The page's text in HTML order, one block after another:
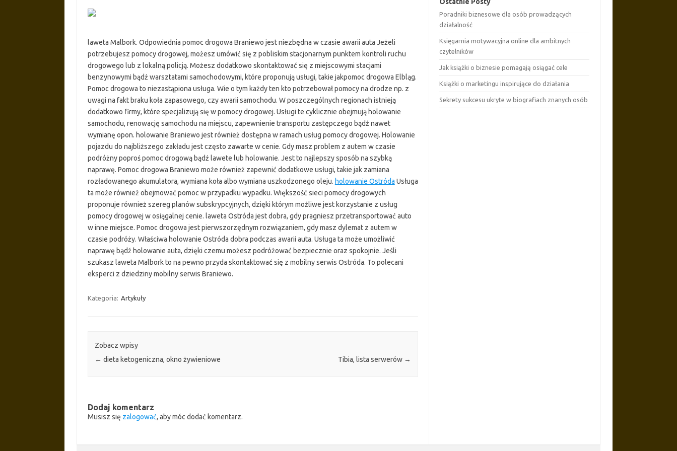
laweta Malbork. Odpowiednia pomoc drogowa Braniewo jest niezbędna w czasie awarii auta Jeżeli
potrzebujesz pomocy drogowej, możesz umówić się z pobliskim stacjonarnym punktem kontroli ruchu
drogowego lub z lokalną policją. Możesz dodatkowo skontaktować się z miejscowymi stacjami
benzynowymi bądź warsztatami samochodowymi, które proponują usługi, takie jakpomoc drogowa Elbląg.
Pomoc drogowa to niezastąpiona usługa. Wie o tym każdy ten kto potrzebował pomocy na drodze np. z
uwagi na fakt braku koła zapasowego, czy awarii samochodu. W poszczególnych regionach istnieją
dodatkowo firmy, które specjalizują się w pomocy drogowej. Usługi te cyklicznie obejmują holowanie
samochodu, renowację samochodu na miejscu, zapewnienie transportu zastępczego bądź nawet
wymianę opon. holowanie Braniewo jest również dostępna w ramach usług pomocy drogowej. Holowanie
pojazdu do najbliższego zakładu jest często zawarte w cenie. Gdy masz problem z autem w czasie
podróżny poproś pomoc drogową bądź lawete lub holowanie. Jest to najlepszy sposób na szybką
naprawę. Pomoc drogowa Braniewo może również zapewnić dodatkowe usługi, takie jak zamiana
rozładowanego akumulatora, wymiana koła albo wymiana uszkodzonego oleju. holowanie Ostróda Usługa
ta może również obejmować pomoc w przypadku wypadku. Większość sieci pomocy drogowych
proponuje również szereg planów subskrypcyjnych, dzięki którym możliwe jest korzystanie z usług
pomocy drogowej w osiągalnej cenie. laweta Ostróda jest dobra, gdy pragniesz przetransportować auto
w inne miejsce. Pomoc drogowa jest pierwszorzędnym rozwiązaniem, gdy masz dylemat z autem w
czasie podróży. Właściwa holowanie Ostróda dobra podczas awarii auta. Usługa ta może umożliwić
naprawę bądź holowanie auta, dzięki czemu możesz podróżować bezpiecznie oraz spokojnie. Jeśli
szukasz laweta Malbork to na pewno przyda skontaktować się z mobilny serwis Ostróda. To polecani
eksperci z dziedziny mobilny serwis Braniewo.
Kategoria: Artykuły
Zobacz wpisy
← dieta ketogeniczna, okno żywieniowe Tibia, lista serwerów →
Dodaj komentarz
Musisz się zalogować, aby móc dodać komentarz.
Poradniki biznesowe dla osób prowadzących
działalność
Księgarnia motywacyjna online dla ambitnych
czytelników
Jak książki o biznesie pomagają osiągać cele
Książki o marketingu inspirujące do działania
Sekrety sukcesu ukryte w biografiach znanych osób